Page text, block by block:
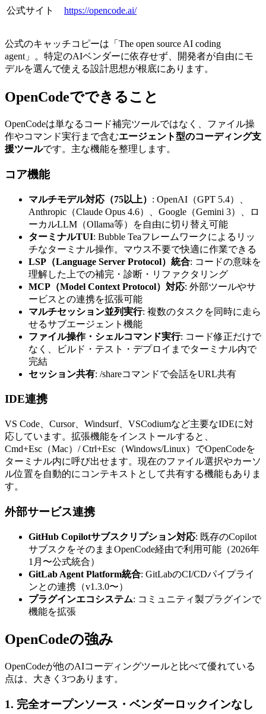
公式サイト https://opencode.ai/
公式のキャッチコピーは「The open source AI coding
agent」。特定のAIベンダーに依存せず、開発者が自由にモ
デルを選んで使える設計思想が根底にあります。
OpenCodeでできること
OpenCodeは単なるコード補完ツールではなく、ファイル操
作やコマンド実行まで含むエージェント型のコーディング支
援ツールです。主な機能を整理します。
コア機能
マルチモデル対応（75以上） : OpenAI（GPT 5.4）、
Anthropic（Claude Opus 4.6）、Google（Gemini 3）、ロ
ーカルLLM（Ollama等）を自由に切り替え可能
ターミナルTUI: Bubble Teaフレームワークによるリッ
チなターミナル操作。マウス不要で快適に作業できる
LSP（Language Server Protocol）統合: コードの意味を
理解した上での補完・診断・リファクタリング
MCP（Model Context Protocol）対応: 外部ツールやサ
ービスとの連携を拡張可能
マルチセッション並列実行: 複数のタスクを同時に走ら
せるサブエージェント機能
ファイル操作・シェルコマンド実行: コード修正だけで
なく、ビルド・テスト・デプロイまでターミナル内で
完結
セッション共有: /shareコマンドで会話をURL共有
IDE連携
VS Code、Cursor、Windsurf、VSCodiumなど主要なIDEに対
応しています。拡張機能をインストールすると、
Cmd+Esc（Mac）/ Ctrl+Esc（Windows/Linux）でOpenCodeを
ターミナル内に呼び出せます。現在のファイル選択やカーソ
ル位置を自動的にコンテキストとして共有する機能もありま
す。
外部サービス連携
GitHub Copilotサブスクリプション対応: 既存のCopilot
サブスクをそのままOpenCode経由で利用可能（2026年
1月〜公式統合）
GitLab Agent Platform統合: GitLabのCI/CDパイプライ
ンとの連携（v1.3.0〜）
プラグインエコシステム: コミュニティ製プラグインで
機能を拡張
OpenCodeの強み
OpenCodeが他のAIコーディングツールと比べて優れている
点は、大きく3つあります。
1. 完全オープンソース・ベンダーロックインなし